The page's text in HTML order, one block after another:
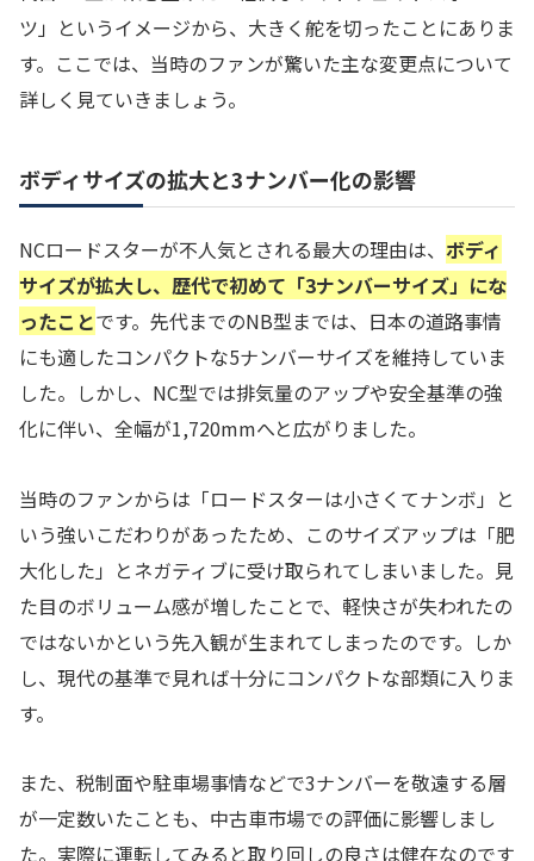
ツ」というイメージから、大きく舵を切ったことにありま
す。ここでは、当時のファンが驚いた主な変更点について
詳しく見ていきましょう。
ボディサイズの拡大と3ナンバー化の影響
NCロードスターが不人気とされる最大の理由は、 ボディ
サイズが拡大し、歴代で初めて「3ナンバーサイズ」にな
ったことです。先代までのNB型までは、日本の道路事情
にも適したコンパクトな5ナンバーサイズを維持していま
した。しかし、NC型では排気量のアップや安全基準の強
化に伴い、全幅が1,720mmへと広がりました。
当時のファンからは「ロードスターは小さくてナンボ」と
いう強いこだわりがあったため、このサイズアップは「肥
大化した」とネガティブに受け取られてしまいました。見
た目のボリューム感が増したことで、軽快さが失われたの
ではないかという先入観が生まれてしまったのです。しか
し、現代の基準で見れば十分にコンパクトな部類に入りま
す。
また、税制面や駐車場事情などで3ナンバーを敬遠する層
が一定数いたことも、中古車市場での評価に影響しまし
た。実際に運転してみると取り回しの良さは健在なのです